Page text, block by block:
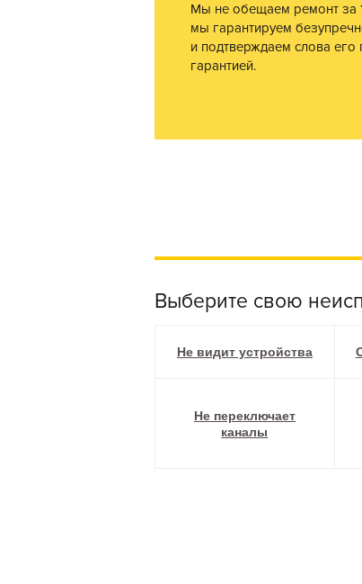
Мы не обещаем ремонт за
мы гарантируем
и подтверждаем слова его
гарантией.
Выберите свою
Не видит устройства
Не переключает
каналы